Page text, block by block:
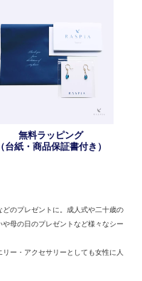
無料ラッピング
（台紙・商品保証書付き）
のプレゼントに。 成人式や二十歳の
母の日のプレゼントなど様々なシー
ー・アクセサリーとしても女性に人